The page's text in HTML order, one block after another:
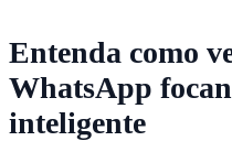
Entenda como
WhatsApp
inteligente